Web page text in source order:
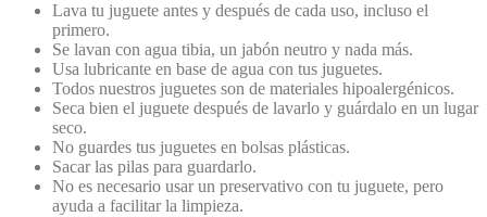
Lava tu juguete antes y después de cada uso, incluso el
primero.
Se lavan con agua tibia, un jabón neutro y nada más.
Usa lubricante en base de agua con tus juguetes.
Todos nuestros juguetes son de materiales hipoalergénicos.
Seca bien el juguete después de lavarlo y guárdalo en un lugar
seco.
No guardes tus juguetes en bolsas plásticas.
Sacar las pilas para guardarlo.
No es necesario usar un preservativo con tu juguete, pero
ayuda a facilitar la limpieza.